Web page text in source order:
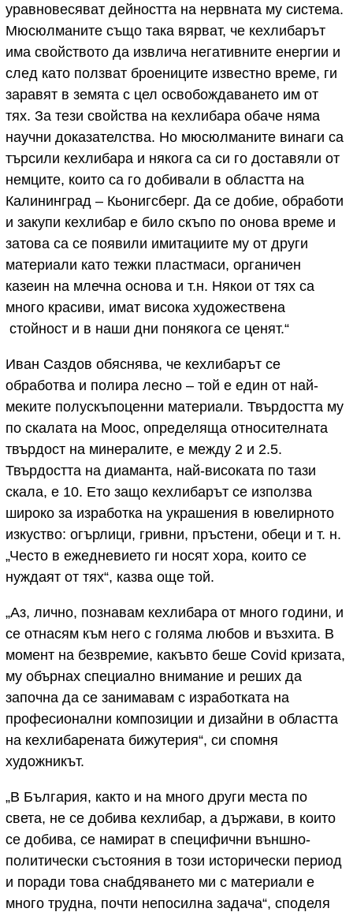
уравновесяват дейността на нервната му система.
Мюсюлманите също така вярват, че кехлибарът
има свойството да извлича негативните енергии и
след като ползват броениците известно време, ги
заравят в земята с цел освобождаването им от
тях. За тези свойства на кехлибара обаче няма
научни доказателства. Но мюсюлманите винаги са
търсили кехлибара и някога са си го доставяли от
немците, които са го добивали в областта на
Калининград – Кьонигсберг. Да се добие, обработи
и закупи кехлибар е било скъпо по онова време и
затова са се появили имитациите му от други
материали като тежки пластмаси, органичен
казеин на млечна основа и т.н. Някои от тях са
много красиви, имат висока художествена
стойност и в наши дни понякога се ценят.“
Иван Саздов обяснява, че кехлибарът се
обработва и полира лесно – той е един от най-
меките полускъпоценни материали. Твърдостта му
по скалата на Моос, определяща относителната
твърдост на минералите, е между 2 и 2.5.
Твърдостта на диаманта, най-високата по тази
скала, е 10. Ето защо кехлибарът се използва
широко за изработка на украшения в ювелирното
изкуство: огърлици, гривни, пръстени, обеци и т. н.
„Често в ежедневието ги носят хора, които се
нуждаят от тях“, казва още той.
„Аз, лично, познавам кехлибара от много години, и
се отнасям към него с голяма любов и възхита. В
момент на безвремие, какъвто беше Covid кризата,
му обърнах специално внимание и реших да
започна да се занимавам с изработката на
професионални композиции и дизайни в областта
на кехлибарената бижутерия“, си спомня
художникът.
„В България, както и на много други места по
света, не се добива кехлибар, а държави, в които
се добива, се намират в специфични външно-
политически състояния в този исторически период
и поради това снабдяването ми с материали е
много трудна, почти непосилна задача“, споделя